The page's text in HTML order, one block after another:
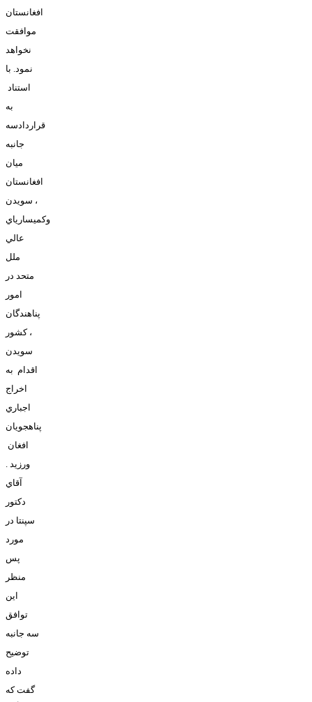
افغانستان
موافقت
نخواهد
نمود با
استناد
به
قراردادسه
جانبه
ميان
افغانستان
، سويدن
وکميسارياي
عالي
ملل
متحد در
امور
پناهندگان
، کشور
سويدن
اقدام به
اخراج
اجباري
پناهجويان
افغان
ورزيد .
آقاي
دکتور
سپنتا در
مورد
پس
منظر
اين
توافق
سه جانبه
توضيح
داده
گفت که